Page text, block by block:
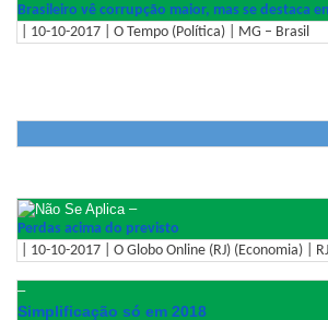
Brasileiro vê corrupção maior, mas se destaca
| 10-10-2017 | O Tempo (Política) | MG – Brasil
–
Perdas acima do previsto
| 10-10-2017 | O Globo Online (RJ) (Economia) |
–
Simplificação só em 2018